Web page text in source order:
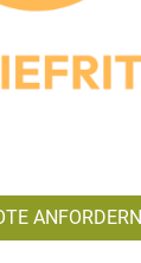
ANFORDERN